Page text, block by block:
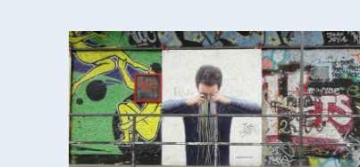
SEMAINE
EN
ALLEMAGNE
DU
NORD